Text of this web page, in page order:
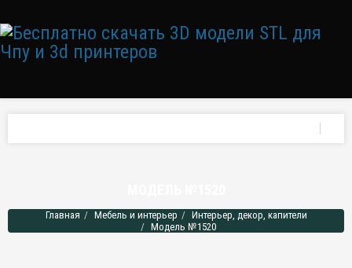
Главная Мебель и интерьер
Интерьер, декор, капители
Модель №1520